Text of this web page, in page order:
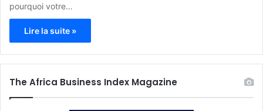
pourquoi votre…
Lire la suite »
The Africa Business Index Magazine